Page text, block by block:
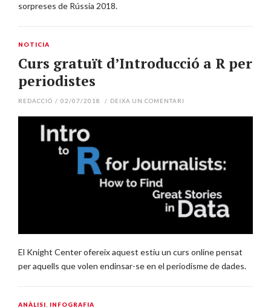
sorpreses de Rússia 2018.
NOTICIA
Curs gratuït d’Introducció a R per
periodistes
REDACCIÓ / 02/07/2018 / DEIXA UN COMENTARI
El Knight Center ofereix aquest estiu un curs online pensat
per aquells que volen endinsar-se en el periodisme de dades.
ANÀLISI INFOGRAFIA